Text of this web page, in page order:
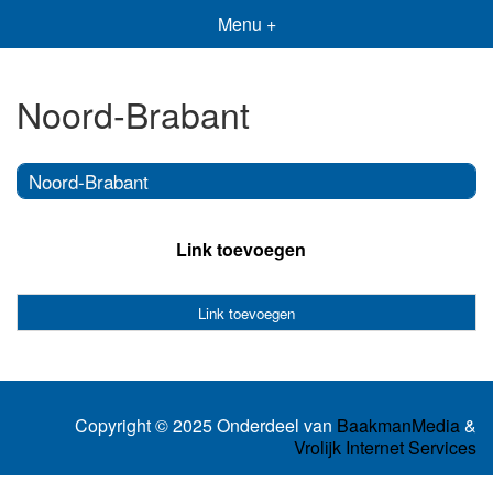
Menu +
Noord-Brabant
Noord-Brabant
Link toevoegen
Link toevoegen
Copyright © 2025 Onderdeel van BaakmanMedia&
Vrolijk Internet Services